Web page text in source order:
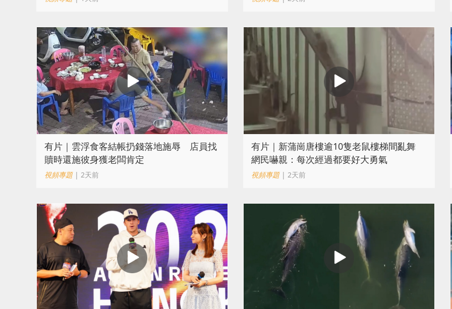
​有片｜雲浮食客結帳扔錢落地施辱 店員找
贖時還施彼身獲老闆肯定
視頻專題| 2天前
有片｜新蒲崗唐樓逾10隻老鼠樓梯間亂舞
網民嚇親：每次經過都要好大勇氣
視頻專題| 2天前